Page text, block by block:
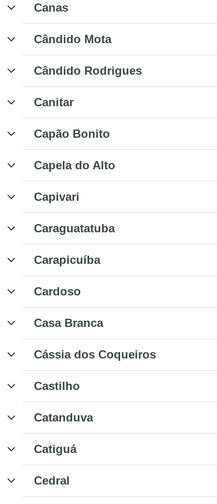
Canas
Cândido Mota
Cândido Rodrigues
Canitar
Capão Bonito
Capela do Alto
Capivari
Caraguatatuba
Carapicuíba
Cardoso
Casa Branca
Cássia dos Coqueiros
Castilho
Catanduva
Catiguá
Cedral